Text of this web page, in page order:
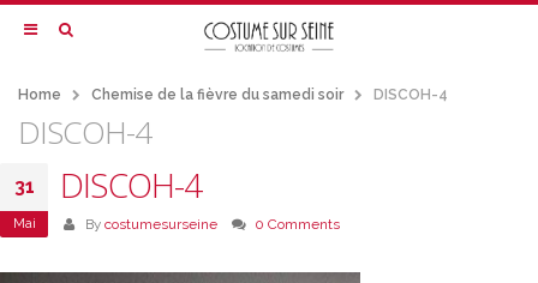
Home Chemise de la fièvre du samedi soir DISCOH-4
DISCOH-4
31
Mai
DISCOH-4
By costumesurseine 0 Comments